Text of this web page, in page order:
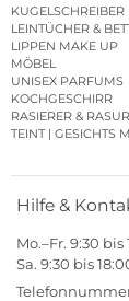
KUGELSCHREIBER
LEINTÜCHER &
LIPPEN MAKE UP
MÖBEL
UNISEX PARFUMS
KOCHGESCHIRR
RASIERER &
TEINT | GESICHTS
Hilfe &
Mo.–Fr. 9:30 bis
Sa. 9:30 bis